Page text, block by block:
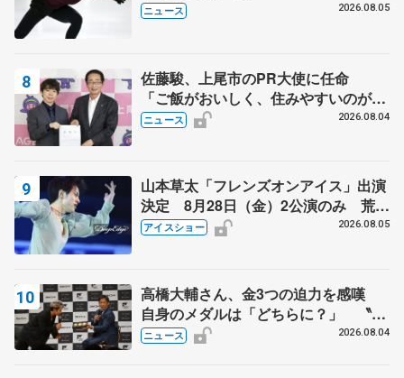
ニュース 2026.08.05
佐藤駿、上尾市のPR大使に任命
「ご飯がおいしく、住みやすいのが魅
力」
ニュース 2026.08.04
山本草太「フレンズオンアイス」出演
決定 8月28日（金）2公演のみ 荒川
静香さんプロデュース、20周年のアイ
アイスショー 2026.08.05
高橋大輔さん、金3つの迫力を感嘆
自身のメダルは「どちらに？」 〝リ
ス兄弟〟オリンピック3連覇の野村忠
ニュース 2026.08.04